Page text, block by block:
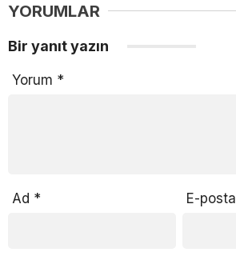
YORUMLAR
Bir yanıt yazın
Yorum *
Ad * E-posta